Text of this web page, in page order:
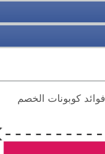
فوائد كوبونات الخصم